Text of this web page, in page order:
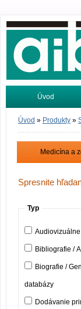
Úvod
Vyhľadávanie
Úvod » Produkty »
Medicína a
Spresnite
Typ
Bibliografie /
Biografie /
databázy
Dodávanie